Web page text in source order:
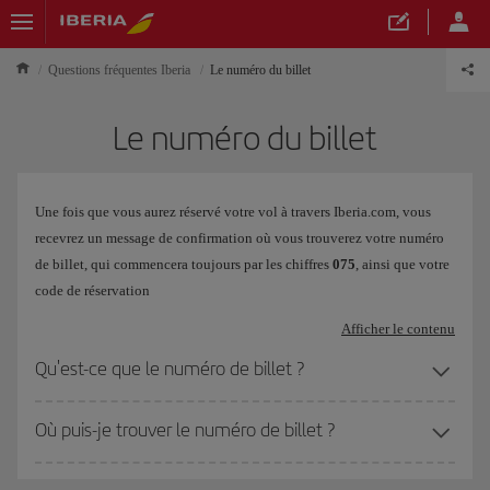
Questions fréquentes Iberia Le numéro du billet
Le numéro du billet
Une fois que vous aurez réservé votre vol à travers Iberia.com, vous
recevrez un message de confirmation où vous trouverez votre numéro
de billet, qui commencera toujours par les chiffres 075, ainsi que votre
code de réservation
Afficher le contenu
Qu'est-ce que le numéro de billet ?
Où puis-je trouver le numéro de billet ?